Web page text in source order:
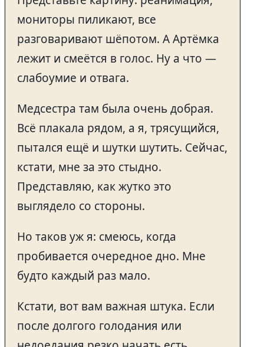
мониторы пиликают, все
разговаривают шёпотом. А Артёмка
лежит и смеётся в голос. Ну а что —
слабоумие и отвага.
Медсестра там была очень добрая.
Всё плакала рядом, а я, трясущийся,
пытался ещё и шутки шутить. Сейчас,
кстати, мне за это стыдно.
Представляю, как жутко это
выглядело со стороны.
Но таков уж я: смеюсь, когда
пробивается очередное дно. Мне
будто каждый раз мало.
Кстати, вот вам важная штука. Если
после долгого голодания или